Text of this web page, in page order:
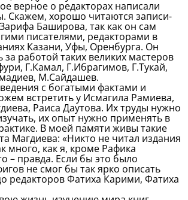
верное о редакторах написали
Скажем, хорошо читаются записи-
Баширова, так как он сам
писателями, редакторами в
Казани, Уфы, Оренбурга. Он
за работой таких великих мастеров
Г.Камал, Г.Ибрагимов, Г.Тукай,
М.Сайдашев.
с богатыми фактами и
встретить у Исмагила Рамиева,
Раиса Даутова. Их труды нужно
их опыт нужно применять в
В моей памяти живы такие
Магдиева: «Никто не читал издания
много, как я, кроме Рафика
– правда. Если бы это было
не смог бы так ярко описать
редакторов Фатиха Карими, Фатиха